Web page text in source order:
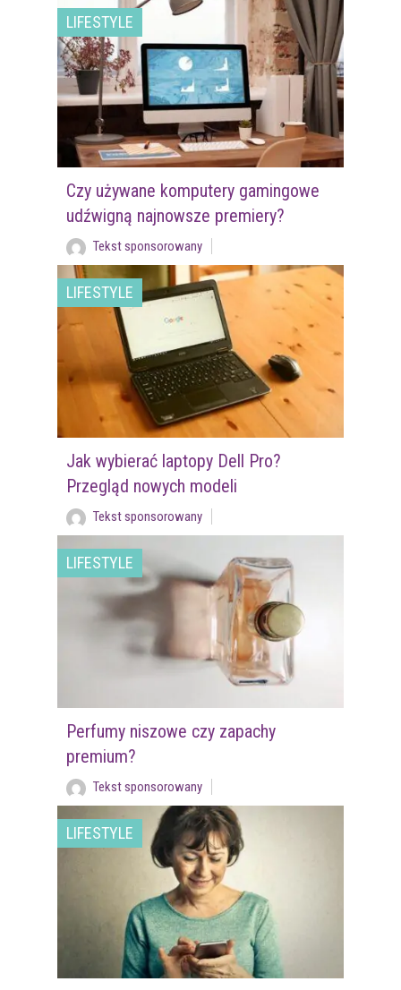
LIFESTYLE
Czy używane komputery gamingowe
udźwigną najnowsze premiery?
Tekst sponsorowany
LIFESTYLE
Jak wybierać laptopy Dell Pro?
Przegląd nowych modeli
Tekst sponsorowany
LIFESTYLE
Perfumy niszowe czy zapachy
premium?
Tekst sponsorowany
LIFESTYLE